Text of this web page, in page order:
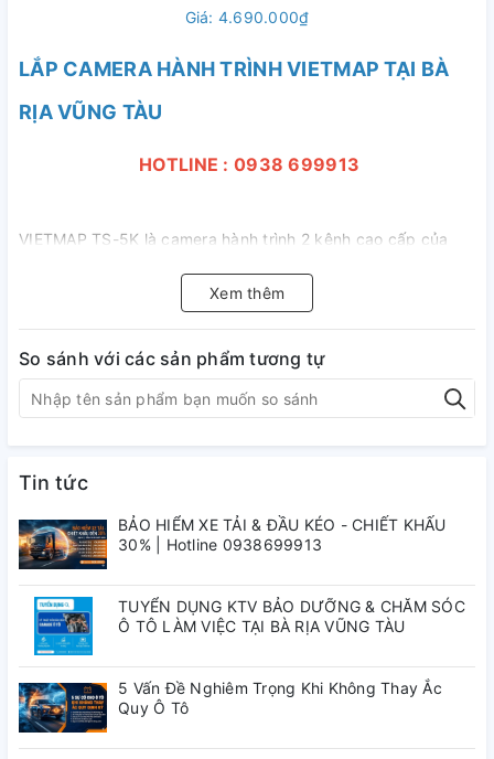
Giá: 4.690.000₫
LẮP CAMERA HÀNH TRÌNH VIETMAP TẠI BÀ
RỊA VŨNG TÀU
HOTLINE : 0938 699913
VIETMAP TS-5K là camera hành trình 2 kênh cao cấp của
sang trọng. TS-5K tạo ra sự khác biệt bởi chất lượng ghi
hình và hỗ trợ lái xe an toàn.​
với độ phân giải Full HD. Camera hành trình TS-5K dễ dàng
ghi lại những hình ảnh sắc nét của biển số xe, biển báo
đường phố và các tình huống giao thông trên đường.​
Tính năng nổi bật Camera
VIETKC01 TS-5K
Xem thêm
So sánh với các sản phẩm tương tự
Tin tức
BẢO HIỂM XE TẢI & ĐẦU KÉO - CHIẾT KHẤU
30% | Hotline 0938699913
TUYỂN DỤNG KTV BẢO DƯỠNG & CHĂM SÓC
Ô TÔ LÀM VIỆC TẠI BÀ RỊA VŨNG TÀU
5 Vấn Đề Nghiêm Trọng Khi Không Thay Ắc
Quy Ô Tô